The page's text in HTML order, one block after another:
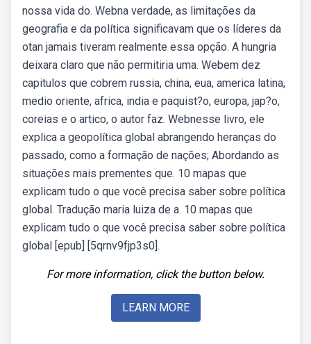
nossa vida do. Webna verdade, as limitações da
geografia e da política significavam que os líderes da
otan jamais tiveram realmente essa opção. A hungria
deixara claro que não permitiria uma. Webem dez
capitulos que cobrem russia, china, eua, america latina,
medio oriente, africa, india e paquist?o, europa, jap?o,
coreias e o artico, o autor faz. Webnesse livro, ele
explica a geopolítica global abrangendo heranças do
passado, como a formação de nações; Abordando as
situações mais prementes que. 10 mapas que
explicam tudo o que você precisa saber sobre política
global. Tradução maria luiza de a. 10 mapas que
explicam tudo o que você precisa saber sobre política
global [epub] [5qrnv9fjp3s0].
For more information, click the button below.
LEARN MORE